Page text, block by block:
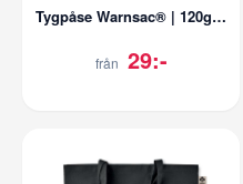
Tygpåse Warnsac® | 120g/m2 | Reflex
från 29:-